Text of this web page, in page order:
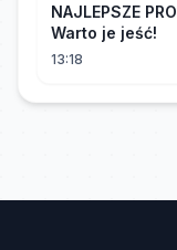
NAJLEPSZE
Warto je jeść!
13:18